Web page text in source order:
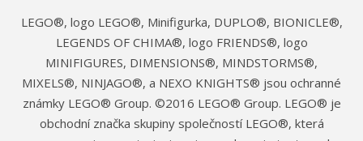
LEGO®, logo LEGO®, Minifigurka, DUPLO®, BIONICLE®,
LEGENDS OF CHIMA®, logo FRIENDS®, logo
MINIFIGURES, DIMENSIONS®, MINDSTORMS®,
MIXELS®, NINJAGO®, a NEXO KNIGHTS® jsou ochranné
známky LEGO® Group. ©2016 LEGO® Group. LEGO® je
obchodní značka skupiny společností LEGO®, která